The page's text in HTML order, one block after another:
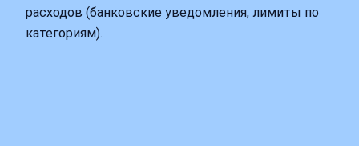
расходов (банковские уведомления, лимиты по
категориям).